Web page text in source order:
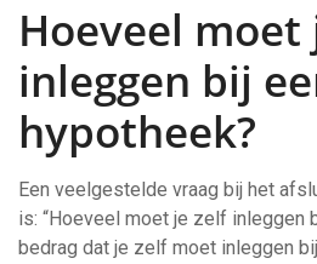
Hoeveel moet
inleggen bij
hypotheek?
Een veelgestelde vraag bij het
is: “Hoeveel moet je zelf inleggen
bedrag dat je zelf moet inleggen